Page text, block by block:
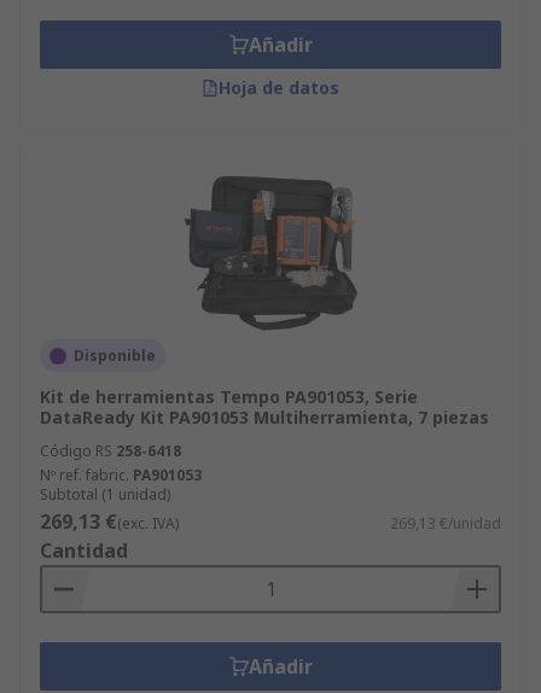
Añadir
Hoja de datos
Disponible
Kit de herramientas Tempo PA901053, Serie
DataReady Kit PA901053 Multiherramienta, 7 piezas
Código RS 258-6418
Nº ref. fabric. PA901053
Subtotal (1 unidad)
269,13 €(exc. IVA) 269,13 €/unidad
Cantidad
Añadir